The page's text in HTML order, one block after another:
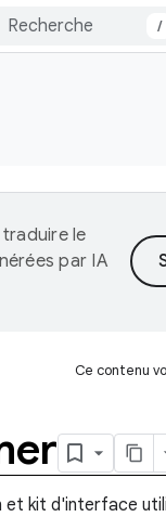
/
le
par IA
Ce contenu
et kit d'interface